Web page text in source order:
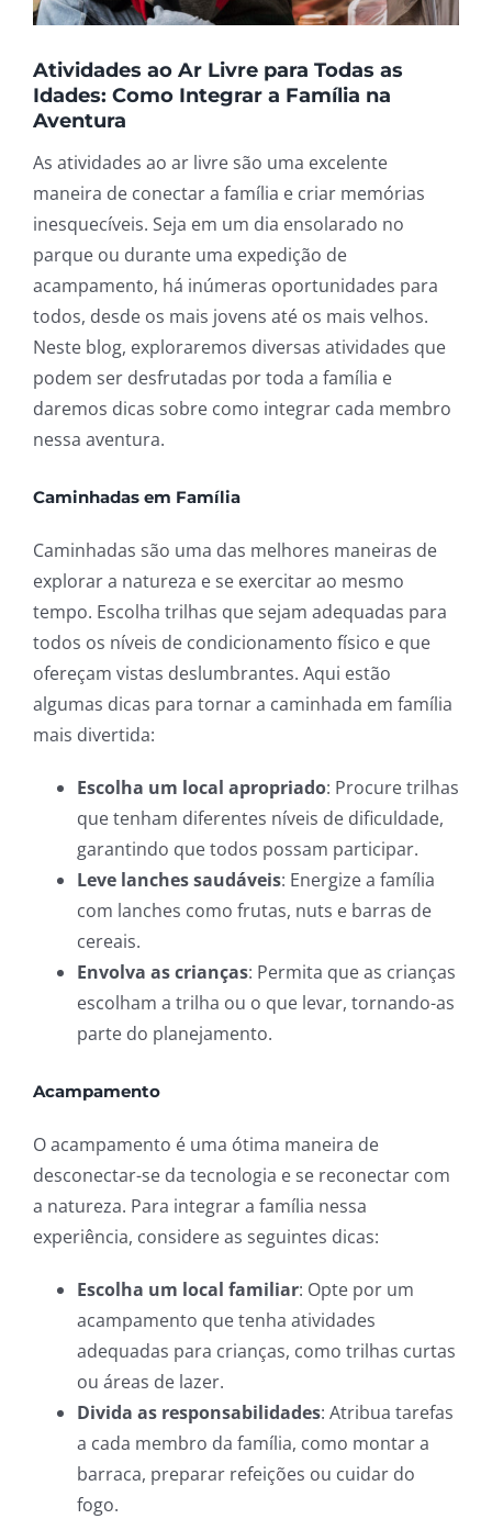
Atividades ao Ar Livre para Todas as
Idades: Como Integrar a Família na
Aventura
As atividades ao ar livre são uma excelente
maneira de conectar a família e criar memórias
inesquecíveis. Seja em um dia ensolarado no
parque ou durante uma expedição de
acampamento, há inúmeras oportunidades para
todos, desde os mais jovens até os mais velhos.
Neste blog, exploraremos diversas atividades que
podem ser desfrutadas por toda a família e
daremos dicas sobre como integrar cada membro
nessa aventura.
Caminhadas em Família
Caminhadas são uma das melhores maneiras de
explorar a natureza e se exercitar ao mesmo
tempo. Escolha trilhas que sejam adequadas para
todos os níveis de condicionamento físico e que
ofereçam vistas deslumbrantes. Aqui estão
algumas dicas para tornar a caminhada em família
mais divertida:
Escolha um local apropriado: Procure trilhas
que tenham diferentes níveis de dificuldade,
garantindo que todos possam participar.
Leve lanches saudáveis: Energize a família
com lanches como frutas, nuts e barras de
cereais.
Envolva as crianças: Permita que as crianças
escolham a trilha ou o que levar, tornando-as
parte do planejamento.
Acampamento
O acampamento é uma ótima maneira de
desconectar-se da tecnologia e se reconectar com
a natureza. Para integrar a família nessa
experiência, considere as seguintes dicas:
Escolha um local familiar: Opte por um
acampamento que tenha atividades
adequadas para crianças, como trilhas curtas
ou áreas de lazer.
Divida as responsabilidades: Atribua tarefas
a cada membro da família, como montar a
barraca, preparar refeições ou cuidar do
fogo.